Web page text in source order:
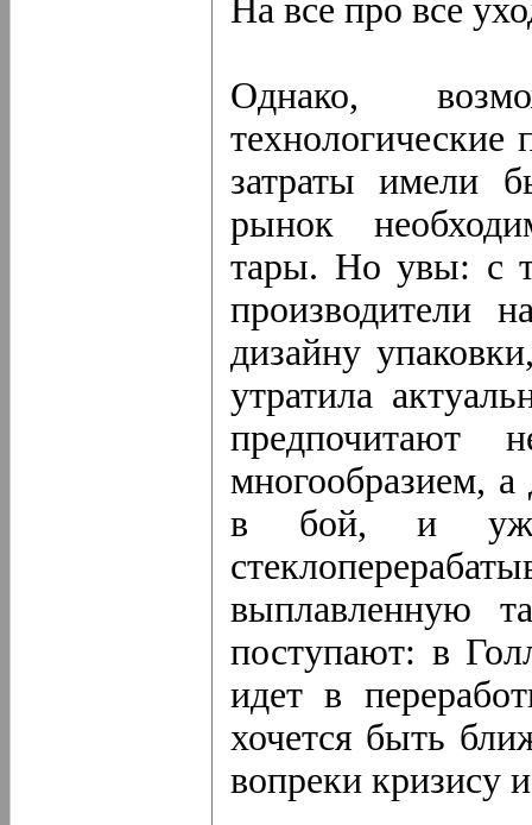
На все про все
Однако,
затраты имели
рынок
тары. Но увы: с
производители
дизайну
утратила
предпочитают
многообразием,
в бой, и уже
выплавленную
поступают: в
идет в
хочется быть
вопреки кризису